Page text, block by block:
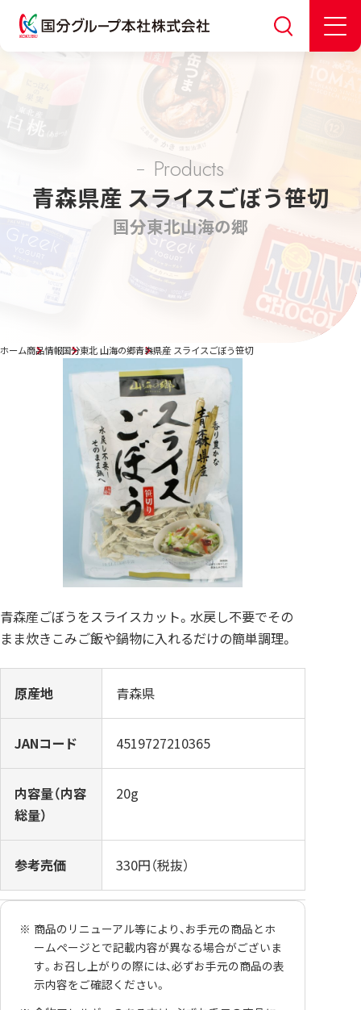
Products
青森県産 スライスごぼう笹切
国分東北山海の郷
ホーム商品情報国分東北 山海の郷青森県産 スライスごぼう笹切
青森産ごぼうをスライスカット。水戻し不要でその
まま炊きこみご飯や鍋物に入れるだけの簡単調理。
原産地 青森県
JANコード 4519727210365
内容量（内容
総量）
20g
参考売価 330円（税抜）
商品のリニューアル等により、お手元の商品とホ
ームページとで記載内容が異なる場合がございま
す。お召し上がりの際には、必ずお手元の商品の表
示内容をご確認ください。